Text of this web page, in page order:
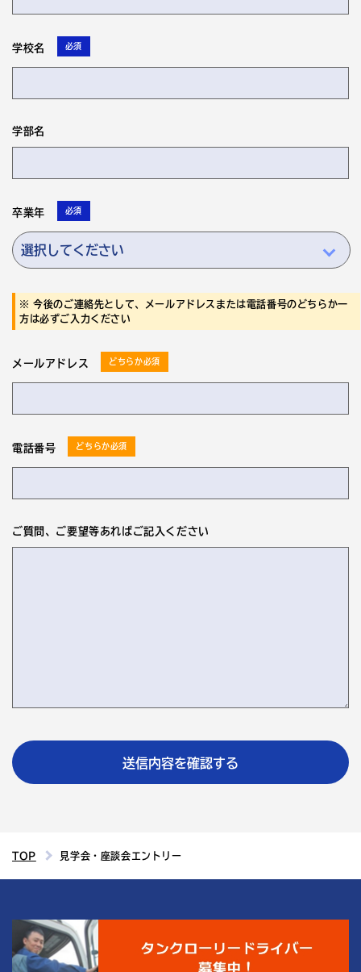
学校名 必須
学部名
卒業年 必須
※ 今後のご連絡先として、メールアドレスまたは電話番号のどちらか一
方は必ずご入力ください
メールアドレス どちらか必須
電話番号 どちらか必須
ご質問、ご要望等あればご記入ください
TOP 見学会・座談会エントリー
結城運輸倉庫の4